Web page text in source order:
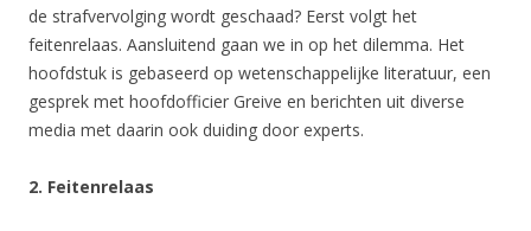
de strafvervolging wordt geschaad? Eerst volgt het
feitenrelaas. Aansluitend gaan we in op het dilemma. Het
hoofdstuk is gebaseerd op wetenschappelijke literatuur, een
gesprek met hoofdofficier Greive en berichten uit diverse
media met daarin ook duiding door experts.
2. Feitenrelaas